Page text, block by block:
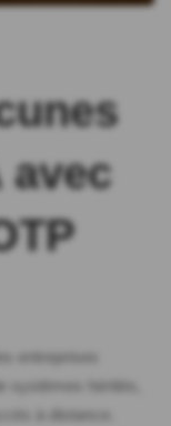
avec
entreprises
systèmes hérités,
à distance.